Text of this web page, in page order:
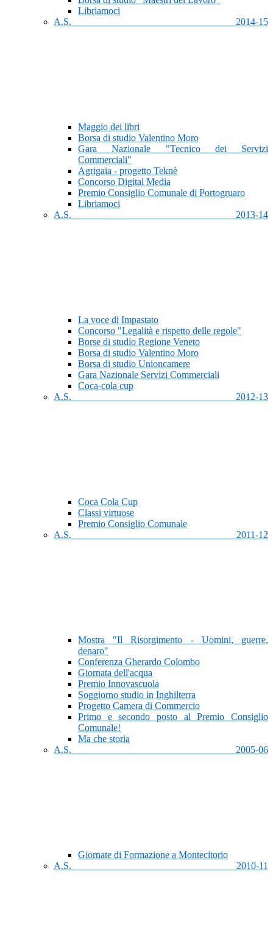
Libriamoci
A.S. 2014-15
Maggio dei libri
Borsa di studio Valentino Moro
Gara Nazionale "Tecnico dei Servizi
Commerciali"
Agrigaia - progetto Teknè
Concorso Digital Media
Premio Consiglio Comunale di Portogruaro
Libriamoci
A.S. 2013-14
La voce di Impastato
Concorso "Legalità e rispetto delle regole"
Borse di studio Regione Veneto
Borsa di studio Valentino Moro
Borsa di studio Unioncamere
Gara Nazionale Servizi Commerciali
Coca-cola cup
A.S. 2012-13
Coca Cola Cup
Classi virtuose
Premio Consiglio Comunale
A.S. 2011-12
Mostra "Il Risorgimento - Uomini, guerre,
denaro"
Conferenza Gherardo Colombo
Giornata dell'acqua
Premio Innovascuola
Soggiorno studio in Inghilterra
Progetto Camera di Commercio
Primo e secondo posto al Premio Consiglio
Comunale!
Ma che storia
A.S. 2005-06
Giornate di Formazione a Montecitorio
A.S. 2010-11